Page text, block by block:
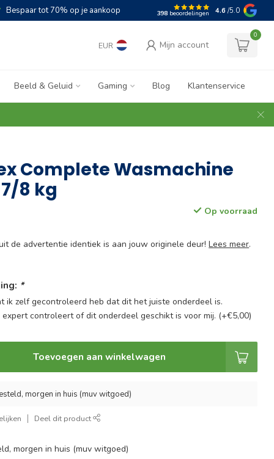
Bespaar tot 70% op je aankoop 398 beoordelingen 4.6 /5.0
EUR Mijn account
0
Beeld & Geluid Gaming Blog Klantenservice
Complete Wasmachine
8 kg
Op voorraad
de advertentie identiek is aan jouw originele deur!Lees meer.
*
ik zelf gecontroleerd heb dat dit het juiste onderdeel is.
expert controleert of dit onderdeel geschikt is voor mij. (+€5,00)
Toevoegen aan winkelwagen
morgen in huis (muv witgoed)
Deel dit product
morgen in huis (muv witgoed)